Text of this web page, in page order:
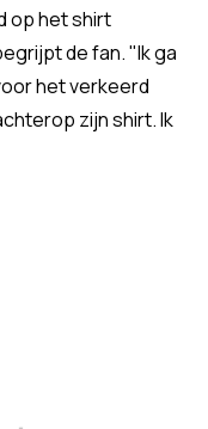
op het shirt
de fan. "Ik ga
het verkeerd
zijn shirt. Ik